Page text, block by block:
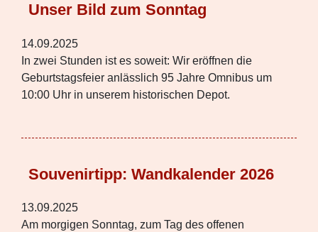
Unser Bild zum Sonntag
14.09.2025
In zwei Stunden ist es soweit: Wir eröffnen die
Geburtstagsfeier anlässlich 95 Jahre Omnibus um
10:00 Uhr in unserem historischen Depot.
Souvenirtipp: Wandkalender 2026
13.09.2025
Am morgigen Sonntag, zum Tag des offenen